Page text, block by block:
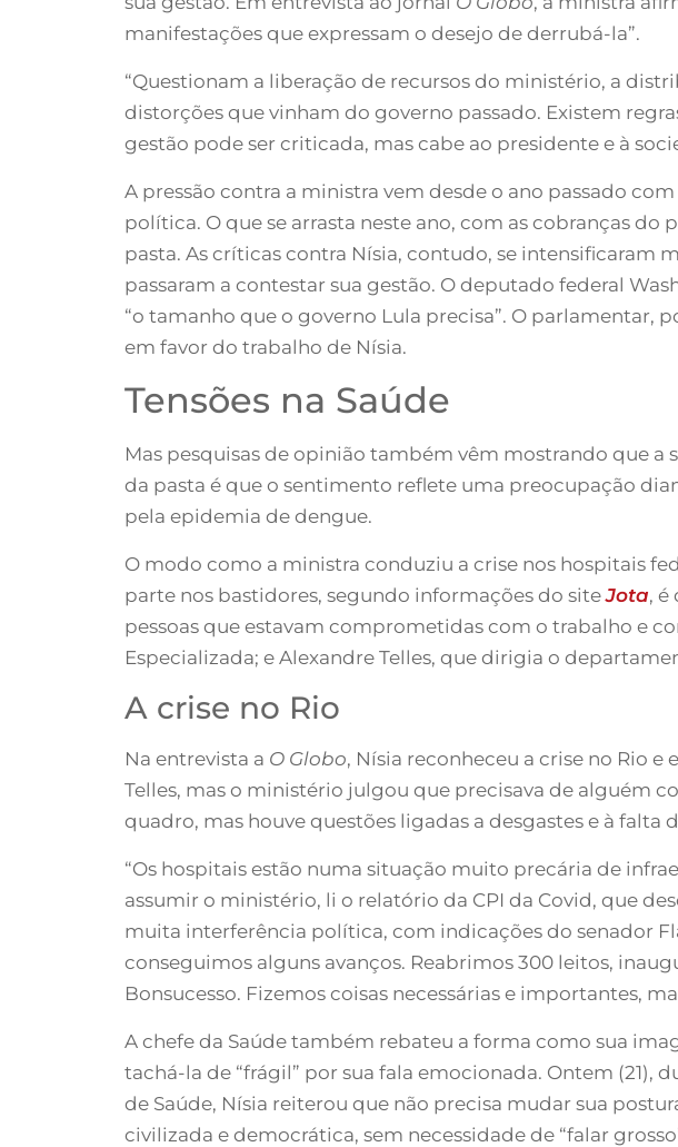
manifestações que expressam o desejo de derrubá-la”.
“Questionam a liberação de recursos do ministério, a
distorções que vinham do governo passado. Existem
gestão pode ser criticada, mas cabe ao presidente e à
A pressão contra a ministra vem desde o ano passado
política. O que se arrasta neste ano, com as cobranças
pasta. As críticas contra Nísia, contudo, se
passaram a contestar sua gestão. O deputado federal
“o tamanho que o governo Lula precisa”. O
em favor do trabalho de Nísia.
Tensões na Saúde
Mas pesquisas de opinião também vêm mostrando que
da pasta é que o sentimento reflete uma preocupação
pela epidemia de dengue.
O modo como a ministra conduziu a crise nos hospitais
parte nos bastidores, segundo informações do siteJota, é
pessoas que estavam comprometidas com o trabalho e
Especializada; e Alexandre Telles, que dirigia o
A crise no Rio
Na entrevista a O Globo, Nísia reconheceu a crise no Rio
Telles, mas o ministério julgou que precisava de alguém
quadro, mas houve questões ligadas a desgastes e à falta
“Os hospitais estão numa situação muito precária de
assumir o ministério, li o relatório da CPI da Covid, que
muita interferência política, com indicações do senador
conseguimos alguns avanços. Reabrimos 300 leitos,
Bonsucesso. Fizemos coisas necessárias e importantes,
A chefe da Saúde também rebateu a forma como sua
tachá-la de “frágil” por sua fala emocionada. Ontem (21),
de Saúde, Nísia reiterou que não precisa mudar sua
civilizada e democrática, sem necessidade de “falar